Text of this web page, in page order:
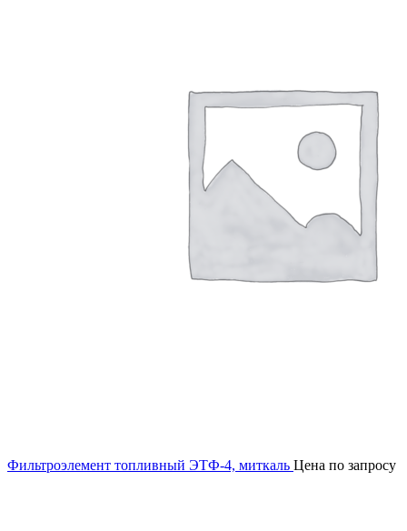
Фильтроэлемент топливный ЭТФ-4, миткаль Цена по запросу